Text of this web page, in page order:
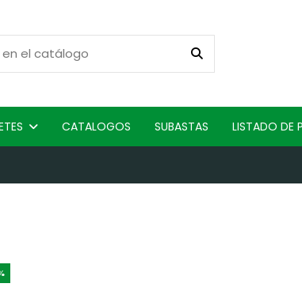
CATALOGOS SUBASTAS LISTADO DE